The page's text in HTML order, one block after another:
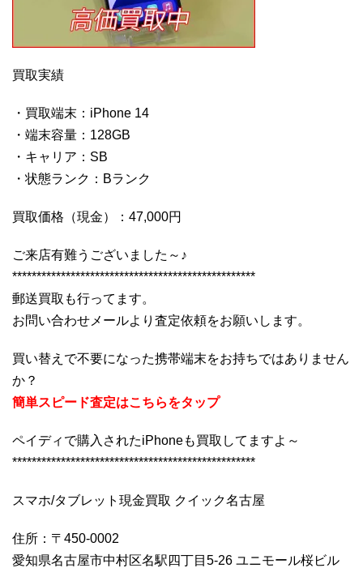
買取実績
・買取端末：iPhone 14
・端末容量：128GB
・キャリア：SB
・状態ランク：Bランク
買取価格（現金）：47,000円
ご来店有難うございました～♪
**************************************************
郵送買取も行ってます。
お問い合わせメールより査定依頼をお願いします。
買い替えで不要になった携帯端末をお持ちではありません
か？
簡単スピード査定はこちらをタップ
ペイディで購入されたiPhoneも買取してますよ～
**************************************************
スマホ/タブレット現金買取 クイック名古屋
住所：〒450-0002
愛知県名古屋市中村区名駅四丁目5-26 ユニモール桜ビル